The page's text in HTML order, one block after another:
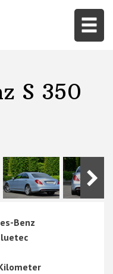
S 350
Benz